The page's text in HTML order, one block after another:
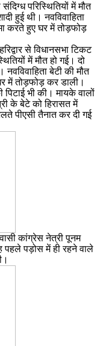
परिस्थितियों में मौत
हुई थी। नवविवाहिता
करते हुए घर में तोड़फोड़
से विधानसभा टिकट
में मौत हो गई। दो
बेटी की मौत
में तोड़फोड़ कर डाली।
भी की। मायके वालों
के बेटे को हिरासत में
पीएसी तैनात कर दी गई
कांग्रेस नेत्री पूनम
पहले पड़ोस में ही रहने वाले